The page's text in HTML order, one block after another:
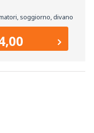
soggiorno, divano